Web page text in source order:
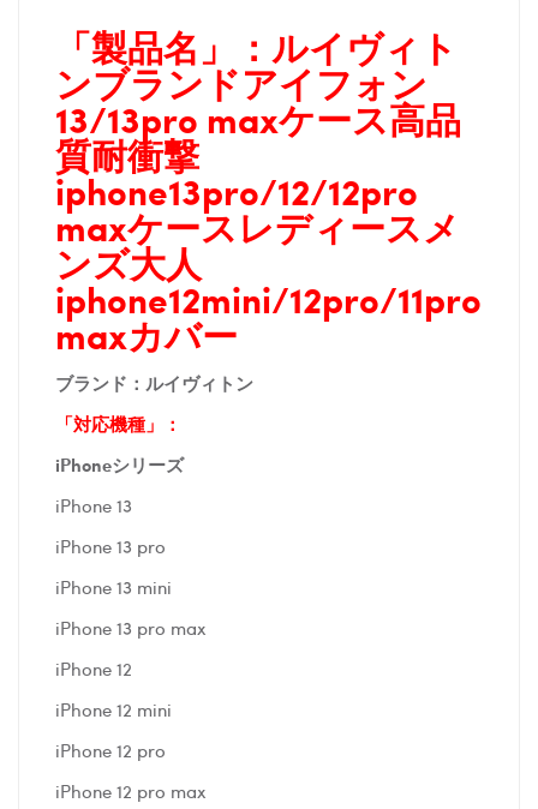
「製品名」： ルイヴィト
ンブランドアイフォン
13/13pro maxケース高品
質耐衝撃
iphone13pro/12/12pro
maxケースレディースメ
ンズ大人
iphone12mini/12pro/11pro
maxカバー
ブランド： ルイヴィトン
「対応機種」：
iPhoneシリーズ
iPhone 13
iPhone 13 pro
iPhone 13 mini
iPhone 13 pro max
iPhone 12
iPhone 12 mini
iPhone 12 pro
iPhone 12 pro max